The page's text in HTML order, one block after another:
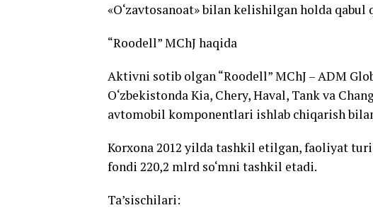
«O‘zavtosanoat» bilan kelishilgan holda
“Roodell” MChJ haqida
Aktivni sotib olgan “Roodell” MChJ – ADM
O‘zbekistonda Kia, Chery, Haval, Tank va
avtomobil komponentlari ishlab chiqarish
Korxona 2012 yilda tashkil etilgan, faoliyat
fondi 220,2 mlrd so‘mni tashkil etadi.
Ta’sischilari: